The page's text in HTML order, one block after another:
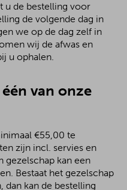
u de bestelling voor
de volgende dag in
we op de dag zelf in
wij de afwas en
u ophalen.
van onze
€55,00 te
zijn incl. servies en
gezelschap kan een
Bestaat het gezelschap
dan kan de bestelling